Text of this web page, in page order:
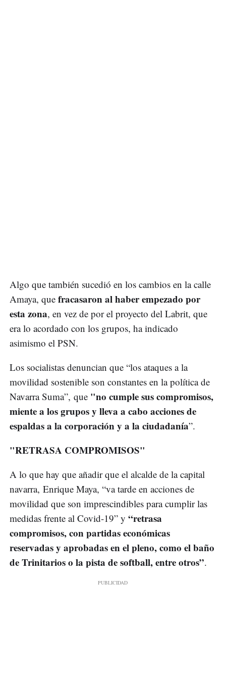
Algo que también sucedió en los cambios en la calle
Amaya, que fracasaron al haber empezado por
esta zona, en vez de por el proyecto del Labrit, que
era lo acordado con los grupos, ha indicado
asimismo el PSN.
Los socialistas denuncian que “los ataques a la
movilidad sostenible son constantes en la política de
Navarra Suma”, que "no cumple sus compromisos,
miente a los grupos y lleva a cabo acciones de
espaldas a la corporación y a la ciudadanía”.
"RETRASA COMPROMISOS"
A lo que hay que añadir que el alcalde de la capital
navarra, Enrique Maya, “va tarde en acciones de
movilidad que son imprescindibles para cumplir las
medidas frente al Covid-19” y “retrasa
compromisos, con partidas económicas
reservadas y aprobadas en el pleno, como el baño
de Trinitarios o la pista de softball, entre otros”.